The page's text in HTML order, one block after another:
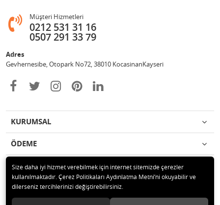
Müşteri Hizmetleri
0212 531 31 16
0507 291 33 79
Adres
Gevhernesibe, Otopark No72, 38010 KocasinanKayseri
KURUMSAL
ÖDEME
İLETİŞİM
© 2020 Çağrı Medikal Tekerlekli Sandalye Mağazası Tüm hakları saklıdır.
Size daha iyi hizmet verebilmek için internet sitemizde çerezler
kullanılmaktadır. Çerez Politikaları Aydınlatma Metni’ni okuyabilir ve
dilerseniz tercihlerinizi değiştirebilirsiniz.